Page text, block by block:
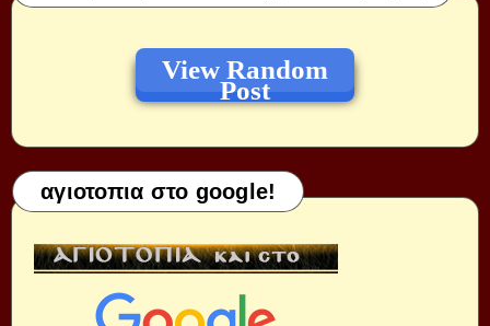
View Random
Post
αγιοτοπια στο google!